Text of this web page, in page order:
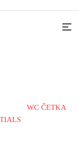
WC ČETKA